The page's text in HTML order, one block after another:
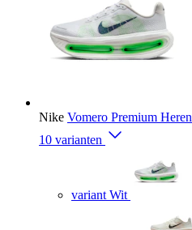
Nike Vomero Premium Heren
10 varianten
variant Wit